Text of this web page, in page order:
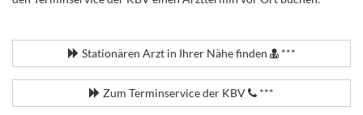
Stationären Arzt in Ihrer Nähe finden ***
Zum Terminservice der KBV ***